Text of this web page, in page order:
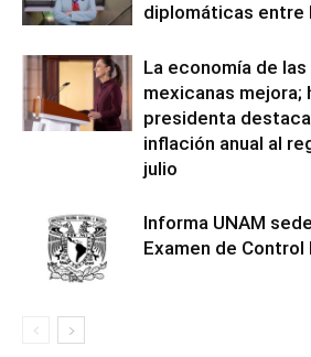
diplomáticas entre
La economía de
mexicanas mejora;
presidenta
inflación anual al
julio
Informa UNAM
Examen de Control